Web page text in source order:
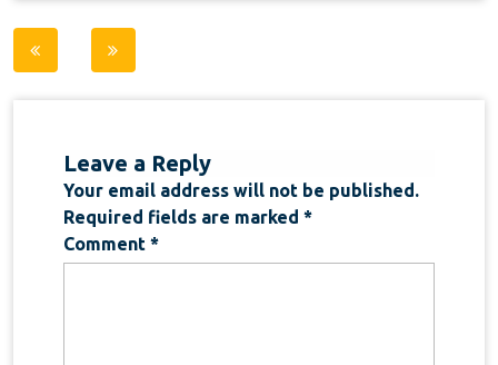
Post
Leave a Reply
Your email address will not be published.
Required fields are marked *
Comment *